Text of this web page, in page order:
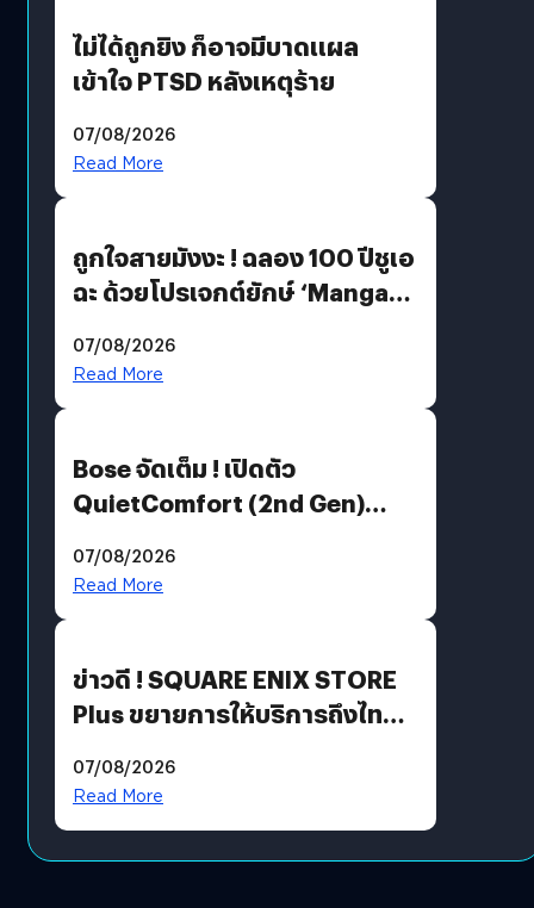
ไม่ได้ถูกยิง ก็อาจมีบาดแผล
เข้าใจ PTSD หลังเหตุร้าย
07/08/2026
Read More
ถูกใจสายมังงะ ! ฉลอง 100 ปีชูเอ
ฉะ ด้วยโปรเจกต์ยักษ์ ‘Manga
มีภาษาไทยด้วย
07/08/2026
Read More
Bose จัดเต็ม ! เปิดตัว
QuietComfort (2nd Gen)
07/08/2026
Read More
ข่าวดี ! SQUARE ENIX STORE
Plus ขยายการให้บริการถึงไทย
โดยตรง
07/08/2026
Read More